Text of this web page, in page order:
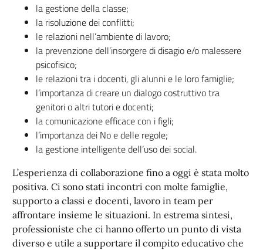
la gestione della classe;
la risoluzione dei conflitti;
le relazioni nell’ambiente di lavoro;
la prevenzione dell’insorgere di disagio e/o malessere
psicofisico;
le relazioni tra i docenti, gli alunni e le loro famiglie;
l’importanza di creare un dialogo costruttivo tra
genitori o altri tutori e docenti;
la comunicazione efficace con i figli;
l’importanza dei No e delle regole;
la gestione intelligente dell’uso dei social.
L’esperienza di collaborazione fino a oggi è stata molto
positiva. Ci sono stati incontri con molte famiglie,
supporto a classi e docenti, lavoro in team per
affrontare insieme le situazioni. In estrema sintesi,
professioniste che ci hanno offerto un punto di vista
diverso e utile a supportare il compito educativo che